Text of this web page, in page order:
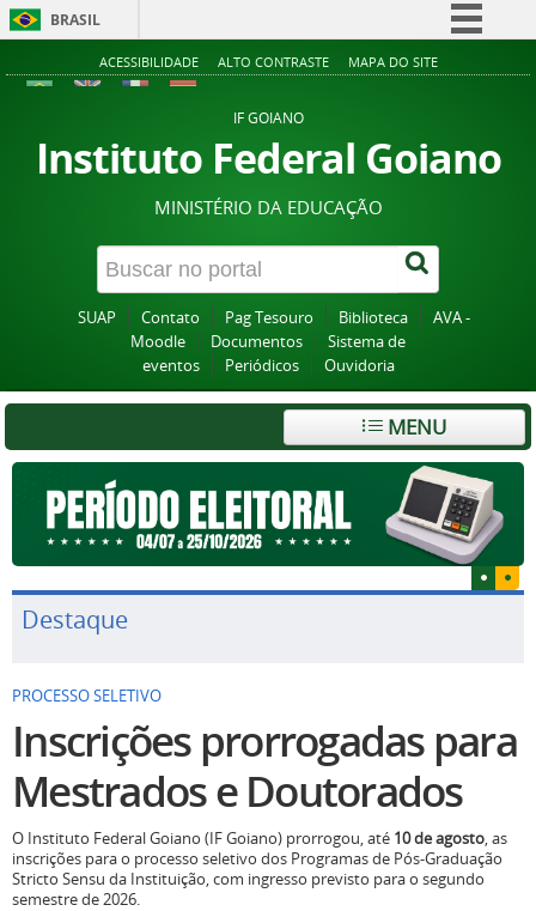
BRASIL
Simplifique!
Acesso à informação
Legislação
Canais
ACESSIBILIDADE ALTO CONTRASTE MAPA DO SITE
IF GOIANO
Instituto Federal Goiano
MINISTÉRIO DA EDUCAÇÃO
SUAP Contato Pag Tesouro Biblioteca
AVA -
Moodle
Documentos
Sistema de
eventos
Periódicos Ouvidoria
MENU
Destaque
PROCESSO SELETIVO
Inscrições prorrogadas para
Mestrados e Doutorados
O Instituto Federal Goiano (IF Goiano) prorrogou, até 10 de agosto, as
inscrições para o processo seletivo dos Programas de Pós-Graduação
Stricto Sensu da Instituição, com ingresso previsto para o segundo
semestre de 2026.